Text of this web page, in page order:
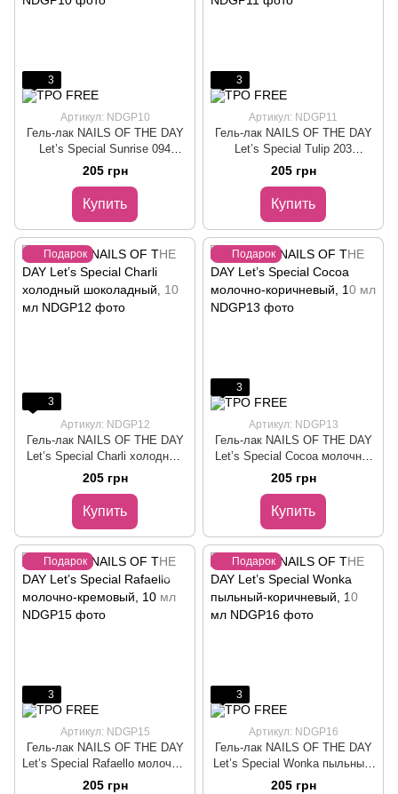
3
Артикул: NDGP10
Гель-лак NAILS OF THE DAY
Let’s Special Sunrise 094
оранжевый, 10 мл
205 грн
Купить
3
Артикул: NDGP11
Гель-лак NAILS OF THE DAY
Let’s Special Tulip 203
холодный розовый, 10 мл
205 грн
Купить
Подарок
3
Артикул: NDGP12
Гель-лак NAILS OF THE DAY
Let’s Special Charli холодный
шоколадный, 10 мл
205 грн
Купить
Подарок
3
Артикул: NDGP13
Гель-лак NAILS OF THE DAY
Let’s Special Cocoa молочно-
коричневый, 10 мл
205 грн
Купить
Подарок
3
Артикул: NDGP15
Гель-лак NAILS OF THE DAY
Let’s Special Rafaello молочно-
кремовый, 10 мл
205 грн
Подарок
3
Артикул: NDGP16
Гель-лак NAILS OF THE DAY
Let’s Special Wonka пыльный-
коричневый, 10 мл
205 грн